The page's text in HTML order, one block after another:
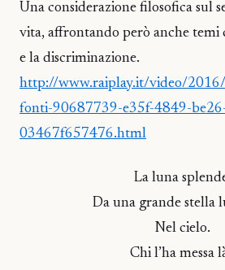
Una considerazione filosofica sul
vita, affrontando però anche temi
e la discriminazione.
http://www.raiplay.it/video/
fonti-90687739-e35f-4849-
03467f657476.html
La luna
Da una grande stella
Nel cielo.
Chi l’ha messa